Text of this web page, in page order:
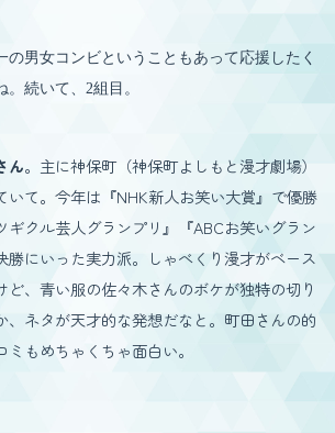
の男女コンビということもあって応援したく
。続いて、2組目。
ん。主に神保町（神保町よしもと漫才劇場）
いて。今年は『NHK新人お笑い大賞』で優勝
ギクル芸人グランプリ』『ABCお笑いグラン
勝にいった実力派。しゃべくり漫才がベース
ど、青い服の佐々木さんのボケが独特の切り
、ネタが天才的な発想だなと。町田さんの的
ミもめちゃくちゃ面白い。